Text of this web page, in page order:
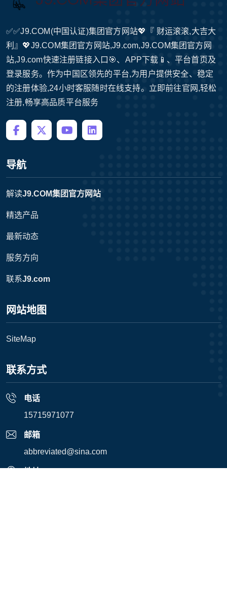
✅✅J9.COM(中国认证)集团官方网站💖『 财运滚滚,大吉大
利』💖J9.COM集团官方网站,J9.com,J9.COM集团官方网
站,J9.com快速注册链接入口🎯、APP下载📱、平台首页及
登录服务。作为中国区领先的平台,为用户提供安全、稳定
的注册体验,24小时客服随时在线支持。立即前往官网,轻松
注册,畅享高品质平台服务
导航
解读J9.COM集团官方网站
精选产品
最新动态
服务方向
联系J9.com
网站地图
SiteMap
联系方式
电话
15715971077
邮箱
abbreviated@sina.com